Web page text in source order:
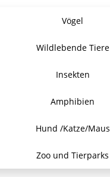
Vögel
Wildlebende Tiere
Insekten
Amphibien
Hund /Katze/Maus
Zoo und Tierparks